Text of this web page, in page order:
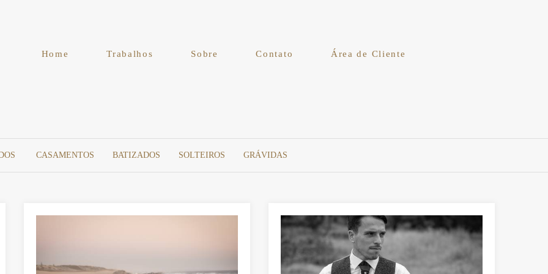
Home Trabalhos Sobre Contato Área de Cliente
CASAMENTOS BATIZADOS SOLTEIROS GRÁVIDAS